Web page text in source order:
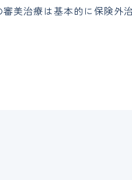
美治療は基本的に保険外